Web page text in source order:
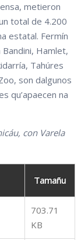
metieron
total de 4.200
estatal. Fermín
Hamlet,
Tahúres
son dalgunos
qu’apaecen na
con Varela
Tamañu
703.71
KB